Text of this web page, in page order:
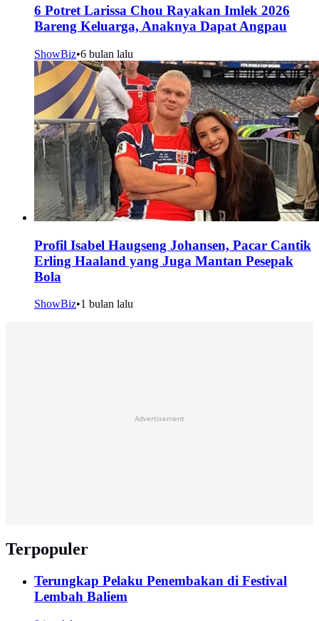
6 Potret Larissa Chou Rayakan Imlek 2026
Bareng Keluarga, Anaknya Dapat Angpau
ShowBiz•6 bulan lalu
Profil Isabel Haugseng Johansen, Pacar Cantik
Erling Haaland yang Juga Mantan Pesepak
Bola
ShowBiz•1 bulan lalu
Advertisement
Terpopuler
Terungkap Pelaku Penembakan di Festival
Lembah Baliem